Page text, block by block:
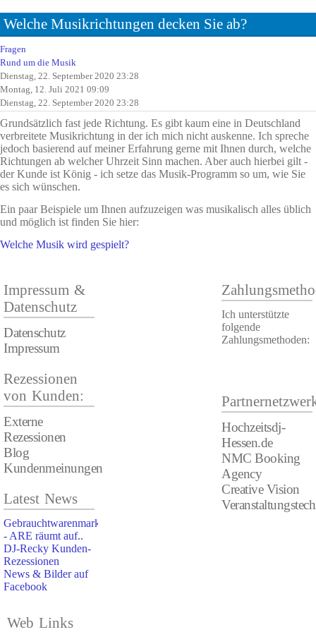
Welche Musikrichtungen decken Sie ab?
Fragen
Rund um die Musik
Dienstag, 22. September 2020 23:28
Montag, 12. Juli 2021 09:09
Dienstag, 22. September 2020 23:28
Grundsätzlich fast jede Richtung. Es gibt kaum eine in Deutschland
verbreitete Musikrichtung in der ich mich nicht auskenne. Ich spreche
jedoch basierend auf meiner Erfahrung gerne mit Ihnen durch, welche
Richtungen ab welcher Uhrzeit Sinn machen. Aber auch hierbei gilt -
der Kunde ist König - ich setze das Musik-Programm so um, wie Sie
es sich wünschen.
Ein paar Beispiele um Ihnen aufzuzeigen was musikalisch alles üblich
und möglich ist finden Sie hier:
Welche Musik wird gespielt?
Impressum &
Datenschutz
Datenschutz
Impressum
Rezessionen
von Kunden:
Externe
Rezessionen
Blog
Kundenmeinungen
Ich unterstützte
folgende
Zahlungsmethoden:
Hochzeitsdj-
Hessen.de
NMC Booking
Agency
Creative Vision
Latest News
Gebrauchtwarenmarkt
- ARE räumt auf..
DJ-Recky Kunden-
Rezessionen
News & Bilder auf
Facebook
Web Links